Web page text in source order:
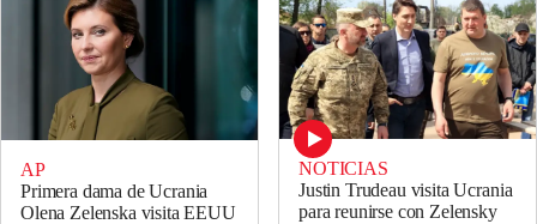
AP
Primera dama de Ucrania
Olena Zelenska visita EEUU
NOTICIAS
Justin Trudeau visita Ucrania
para reunirse con Zelensky